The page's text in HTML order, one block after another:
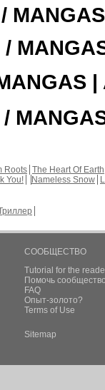
/
|
Roots The Heart Of Earth
You! Nameless Snow
СООБЩЕСТВО
Tutorial for the
Помочь
FAQ
Опыт-золото?
Terms of Use
Sitemap